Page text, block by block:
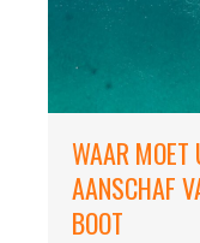
WAAR MOET
AANSCHAF
BOOT